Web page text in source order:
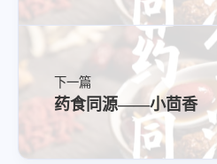
下一篇
药食同源——小茴香